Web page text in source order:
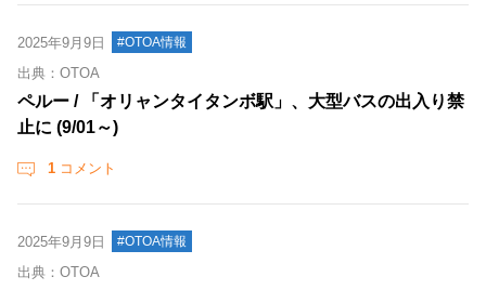
2025年9月9日 #OTOA情報
出典：OTOA
ペルー / 「オリャンタイタンボ駅」、大型バスの出入り禁
止に (9/01～)
1 コメント
2025年9月9日 #OTOA情報
出典：OTOA